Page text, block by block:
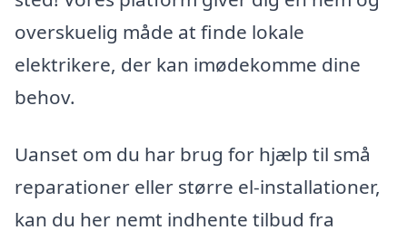
overskuelig måde at finde lokale
elektrikere, der kan imødekomme dine
behov.
Uanset om du har brug for hjælp til små
reparationer eller større el-installationer,
kan du her nemt indhente tilbud fra